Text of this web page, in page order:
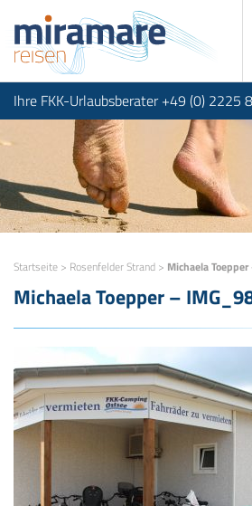
Ihre FKK-Urlaubsberater +49 (0) 2225
Startseite > Rosenfelder Strand > Michaela
Michaela Toepper –